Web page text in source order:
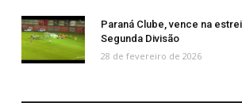
Paraná Clube, vence na
Segunda Divisão
28 de fevereiro de 2026